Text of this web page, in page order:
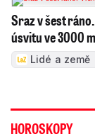
Sraz v šest
úsvitu ve 3000
Lidé a země
HOROSKOPY